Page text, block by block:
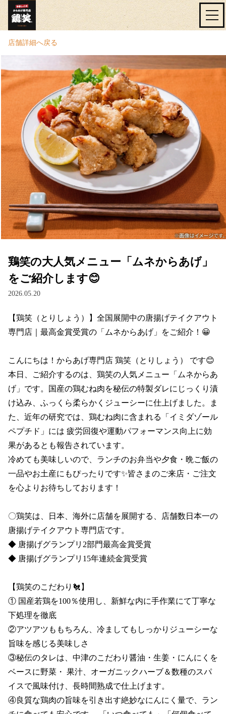
店舗詳細へ戻る
鶏笑の大人気メニュー「ムネからあげ」
をご紹介します😊
2026.05.20
【鶏笑（とりしょう）】全国展開中の唐揚げテイクアウト
専門店｜最高金賞受賞の「ムネからあげ」をご紹介！😀
こんにちは！からあげ専門店 鶏笑（とりしょう） です😊
本日、ご紹介するのは、鶏笑の人気メニュー「ムネからあ
げ」です。国産の鶏むね肉を秘伝の特製ダレにじっくり漬
け込み、ふっくら柔らかくジューシーに仕上げました。ま
た、近年の研究では、鶏むね肉に含まれる「イミダゾール
ペプチド」には 疲労回復や運動パフォーマンス向上に効
果があるとも報告されています。
冷めても美味しいので、ランチのお弁当や夕食・晩ご飯の
一品やお土産にもぴったりです✨皆さまのご来店・ご注文
を心よりお待ちしております！
〇鶏笑は、日本、海外に店舗を展開する、店舗数日本一の
唐揚げテイクアウト専門店です。
◆ 唐揚げグランプリ2部門最高金賞受賞
◆ 唐揚げグランプリ15年連続金賞受賞
【鶏笑のこだわり🐔】
① 国産若鶏を100％使用し、新鮮な内に手作業にて丁寧な
下処理を徹底
②アツアツももちろん、冷ましてもしっかりジューシーな
旨味を感じる美味しさ
③秘伝のタレは、中津のこだわり醤油・生姜・にんにくを
ベースに野菜・ 果汁、オーガニックハーブ＆数種のスパ
イスで風味付け、長時間熟成で仕上げます。
④良質な鶏肉の旨味を引き出す絶妙なにんにく量で、ラン